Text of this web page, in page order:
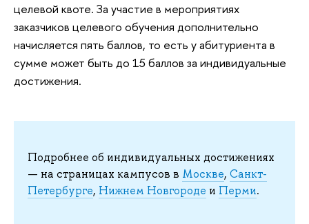
целевой квоте. За участие в мероприятиях
заказчиков целевого обучения дополнительно
начисляется пять баллов, то есть у абитуриента в
сумме может быть до 15 баллов за индивидуальные
достижения.
Подробнее об индивидуальных достижениях
— на страницах кампусов в Москве, Санкт-
Петербурге, Нижнем Новгороде и Перми.